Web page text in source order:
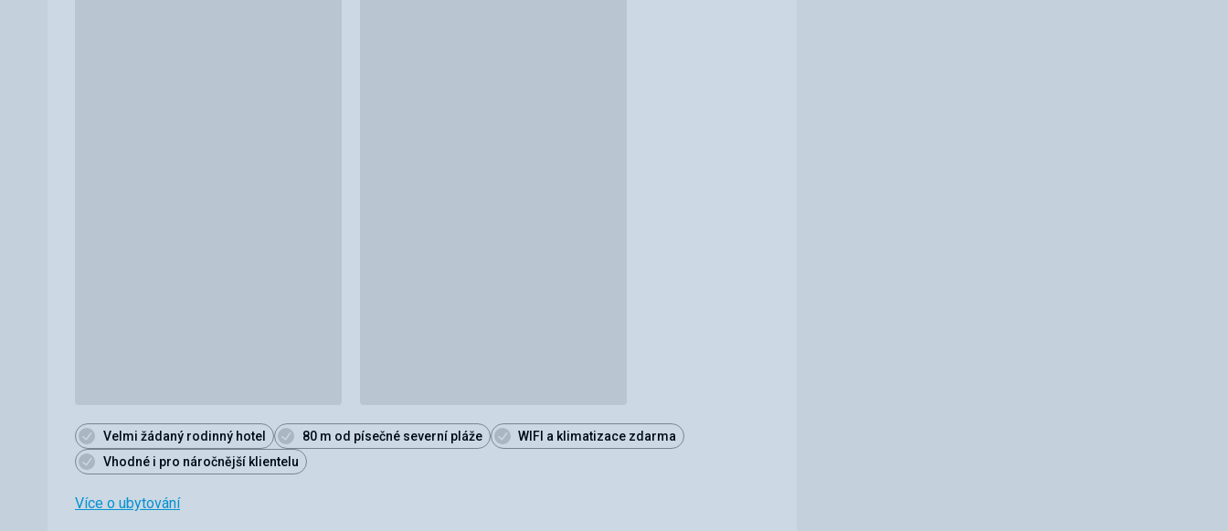
Velmi žádaný rodinný hotel 80 m od písečné severní pláže
WIFI a klimatizace zdarma
Vhodné i pro náročnější klientelu
Více o ubytování